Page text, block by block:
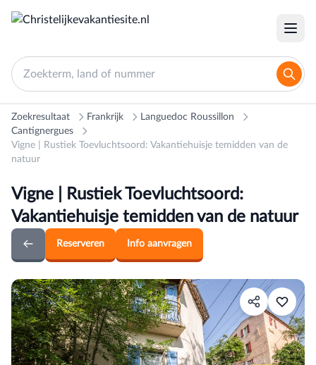
Zoekresultaat Frankrijk
Languedoc Roussillon
Cantignergues
Vigne | Rustiek Toevluchtsoord: Vakantiehuisje temidden van de
natuur
Vigne | Rustiek Toevluchtsoord:
Vakantiehuisje temidden van de natuur
Reserveren Info aanvragen